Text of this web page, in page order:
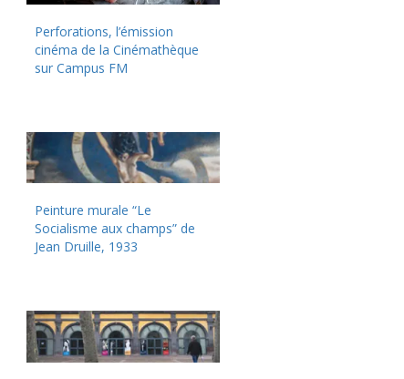
Perforations, l’émission
cinéma de la Cinémathèque
sur Campus FM
Peinture murale “Le
Socialisme aux champs” de
Jean Druille, 1933